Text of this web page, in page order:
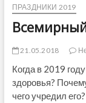
ПРАЗДНИКИ 2019
21.05.2018
Когда в 2019
здоровья?
чего учредил